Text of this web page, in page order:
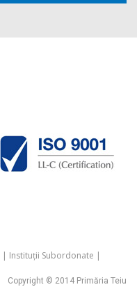
| Instituții Subordonate |
Copyright © 2014 Primăria Teiu